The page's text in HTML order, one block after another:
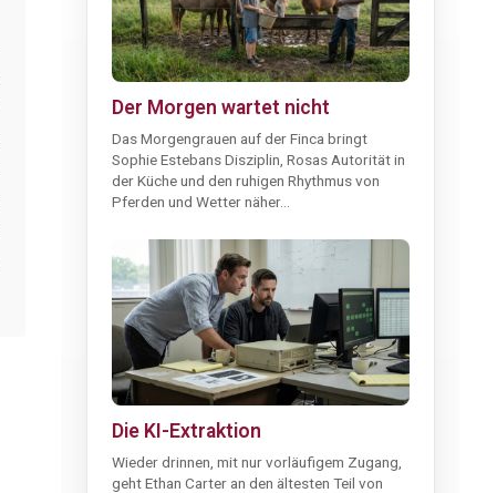
Der Morgen wartet nicht
Das Morgengrauen auf der Finca bringt
Sophie Estebans Disziplin, Rosas Autorität in
der Küche und den ruhigen Rhythmus von
Pferden und Wetter näher...
Die KI-Extraktion
Wieder drinnen, mit nur vorläufigem Zugang,
geht Ethan Carter an den ältesten Teil von